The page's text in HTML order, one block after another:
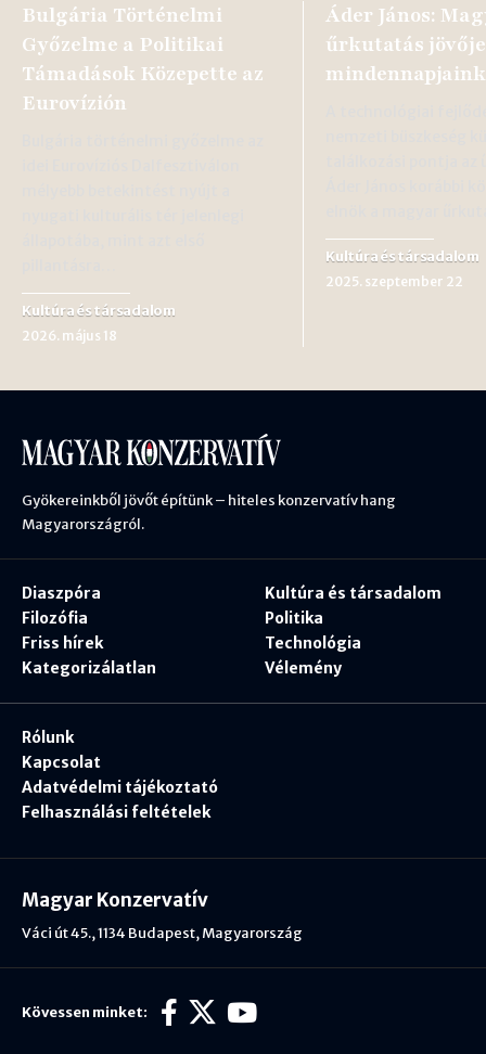
Bulgária Történelmi
Győzelme a Politikai
Támadások Közepette az
Eurovízión
Kultúra és társadalom
2026. május 18
Áder János:
űrkutatás jövője
Kultúra és társadalom
2025. szeptember 22
Gyökereinkből jövőt építünk – hiteles konzervatív hang
Magyarországról.
Diaszpóra
Filozófia
Friss hírek
Kategorizálatlan
Kultúra és társadalom
Politika
Technológia
Vélemény
Rólunk
Kapcsolat
Adatvédelmi tájékoztató
Felhasználási feltételek
Kövessen minket:
Magyar Konzervatív
Váci út 45., 1134 Budapest, Magyarország